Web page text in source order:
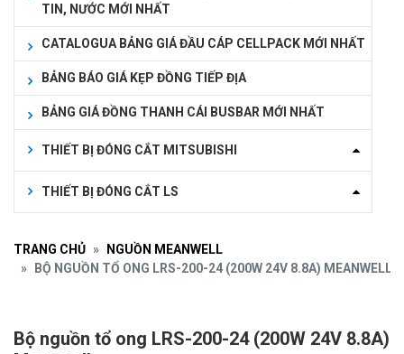
TIN, NƯỚC MỚI NHẤT
CATALOGUA BẢNG GIÁ ĐẦU CÁP CELLPACK MỚI NHẤT
BẢNG BÁO GIÁ KẸP ĐỒNG TIẾP ĐỊA
BẢNG GIÁ ĐỒNG THANH CÁI BUSBAR MỚI NHẤT
THIẾT BỊ ĐÓNG CẮT MITSUBISHI
THIẾT BỊ ĐÓNG CẮT LS
TRANG CHỦ
NGUỒN MEANWELL
BỘ NGUỒN TỔ ONG LRS-200-24 (200W 24V 8.8A) MEANWELL
Bộ nguồn tổ ong LRS-200-24 (200W 24V 8.8A)